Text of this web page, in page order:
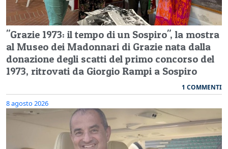
"Grazie 1973: il tempo di un Sospiro", la mostra
al Museo dei Madonnari di Grazie nata dalla
donazione degli scatti del primo concorso del
1973, ritrovati da Giorgio Rampi a Sospiro
1 COMMENTI
8 agosto 2026